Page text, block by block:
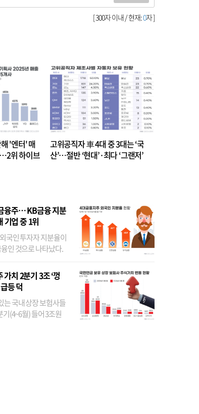
[ 300자 이내 / 현재:0자 ]
'엔터' 매
위 하이브
고위공직자 車 4대 중 3대는 ‘국
산’…절반 ‘현대’·최다 ‘그랜저’
융주… KB금융 지분
기업 중 1위
국인 투자자 지분율이
인 것으로 나타났다.
지난달 말 기준 해외
치 2분기 3조 ‘껑
등 덕
는 국내 상장 보험사들
(4~6월) 들어 3조원